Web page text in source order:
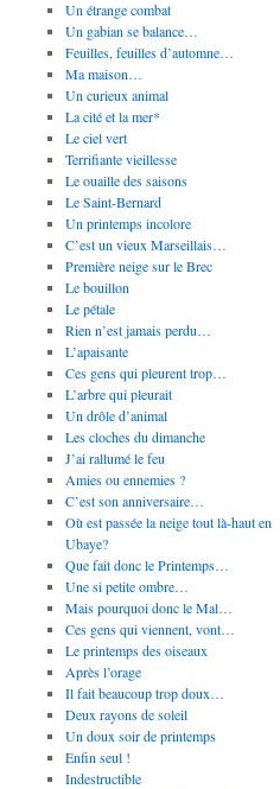
Un étrange combat
Un gabian se balance…
Feuilles, feuilles d’automne…
Ma maison…
Un curieux animal
La cité et la mer*
Le ciel vert
Terrifiante vieillesse
Le ouaille des saisons
Le Saint-Bernard
Un printemps incolore
C’est un vieux Marseillais…
Première neige sur le Brec
Le bouillon
Le pétale
Rien n’est jamais perdu…
L’apaisante
Ces gens qui pleurent trop…
L’arbre qui pleurait
Un drôle d’animal
Les cloches du dimanche
J’ai rallumé le feu
Amies ou ennemies ?
C’est son anniversaire…
Où est passée la neige tout là-haut en
Ubaye?
Que fait donc le Printemps…
Une si petite ombre…
Mais pourquoi donc le Mal…
Ces gens qui viennent, vont…
Le printemps des oiseaux
Après l’orage
Il fait beaucoup trop doux…
Deux rayons de soleil
Un doux soir de printemps
Enfin seul !
Indestructible